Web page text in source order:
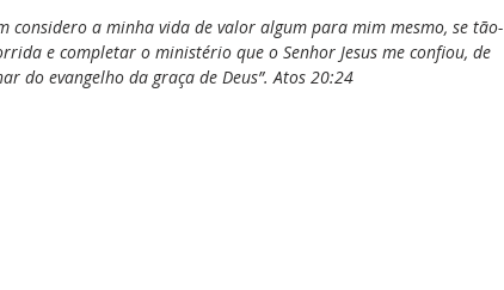
considero a minha vida de valor algum para mim mesmo, se tão-
e completar o ministério que o Senhor Jesus me confiou, de
do evangelho da graça de Deus”. Atos 20:24